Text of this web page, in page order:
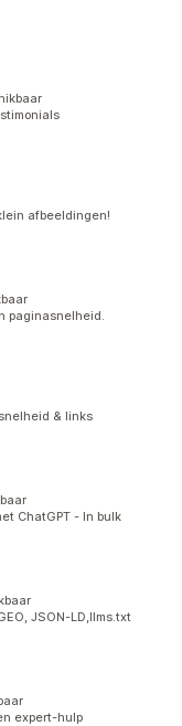
afbeeldingen!
paginasnelheid.
& links
ChatGPT - In bulk
JSON-LD,llms.txt
expert-hulp